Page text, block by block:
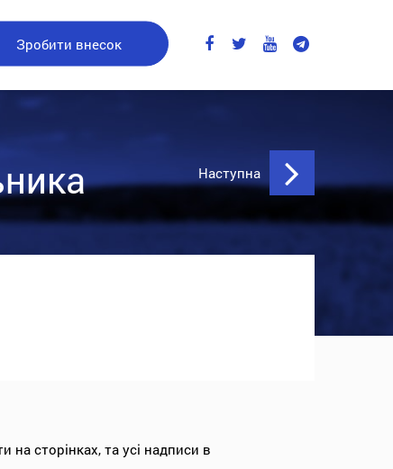
Зробити внесок
Наступна
на сторінках, та усі надписи в